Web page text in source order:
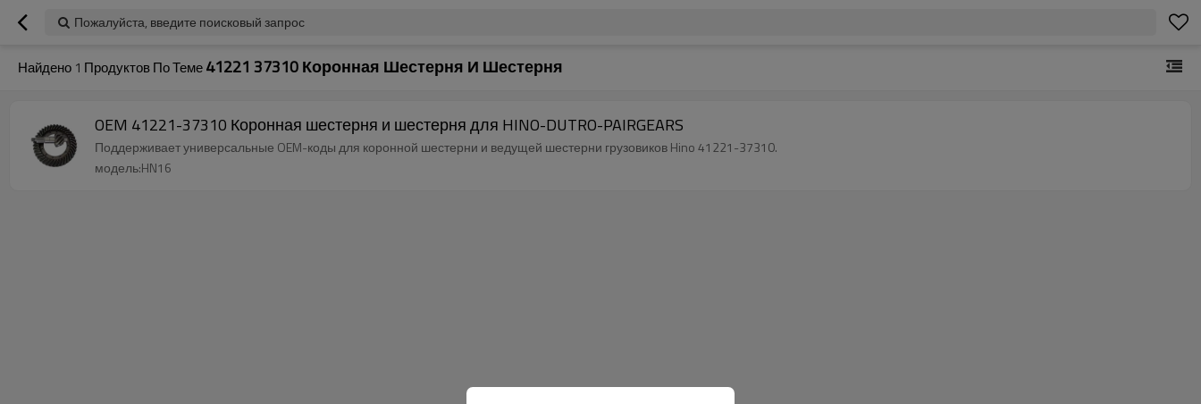
Пожалуйста, введите поисковый запрос
Найдено 1 Продуктов По Теме41221 37310 Коронная Шестерня И Шестерня
OEM 41221-37310 Коронная шестерня и шестерня для HINO-DUTRO-PAIRGEARS
Поддерживает универсальные OEM-коды для коронной шестерни и ведущей шестерни грузовиков Hino 41221-37310.
модель:HN16